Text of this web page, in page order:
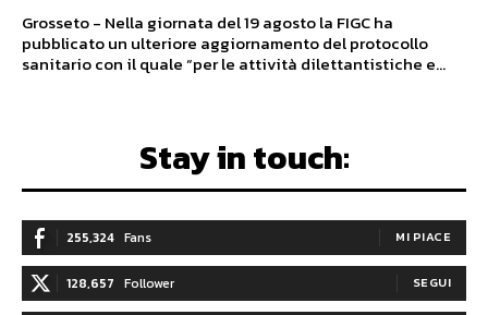
Grosseto - Nella giornata del 19 agosto la FIGC ha
pubblicato un ulteriore aggiornamento del protocollo
sanitario con il quale “per le attività dilettantistiche e...
Stay in touch:
255,324 Fans MI PIACE
128,657 Follower SEGUI